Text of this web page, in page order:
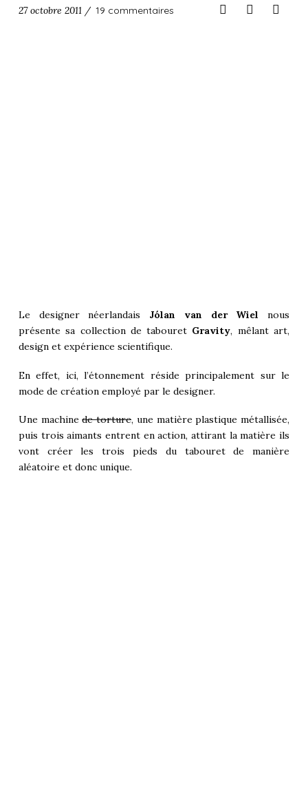
27 octobre 2011 / 19 commentaires
Le designer néerlandais Jólan van der Wiel nous
présente sa collection de tabouret Gravity, mêlant art,
design et expérience scientifique.
En effet, ici, l’étonnement réside principalement sur le
mode de création employé par le designer.
Une machinede torture, une matière plastique métallisée,
puis trois aimants entrent en action, attirant la matière ils
vont créer les trois pieds du tabouret de manière
aléatoire et donc unique.